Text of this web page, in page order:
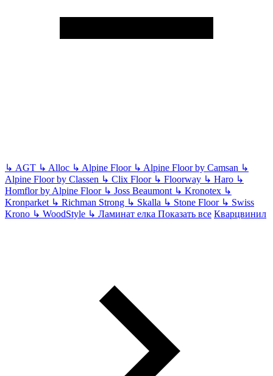
↳ AGT ↳ Alloc ↳ Alpine Floor ↳ Alpine Floor by Camsan ↳
Alpine Floor by Classen ↳ Clix Floor ↳ Floorway ↳ Haro ↳
Homflor by Alpine Floor ↳ Joss Beaumont ↳ Kronotex ↳
Kronparket ↳ Richman Strong ↳ Skalla ↳ Stone Floor ↳ Swiss
Krono ↳ WoodStyle ↳ Ламинат елка Показать все Кварцвинил